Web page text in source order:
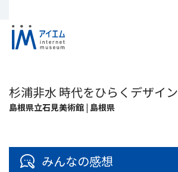
杉浦非水 時代をひらくデザイン
島根県立石見美術館 | 島根県
みんなの感想